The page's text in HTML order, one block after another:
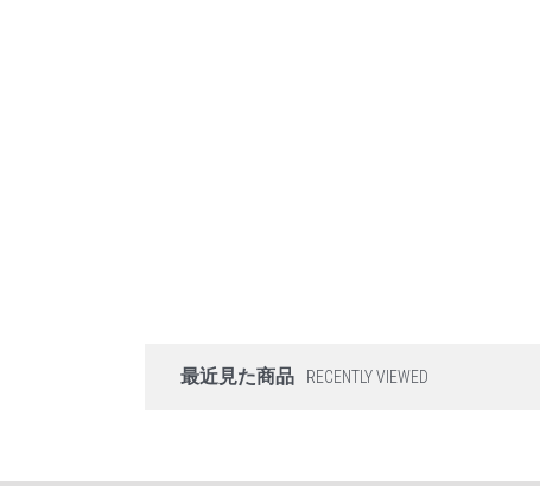
最近見た商品 RECENTLY VIEWED